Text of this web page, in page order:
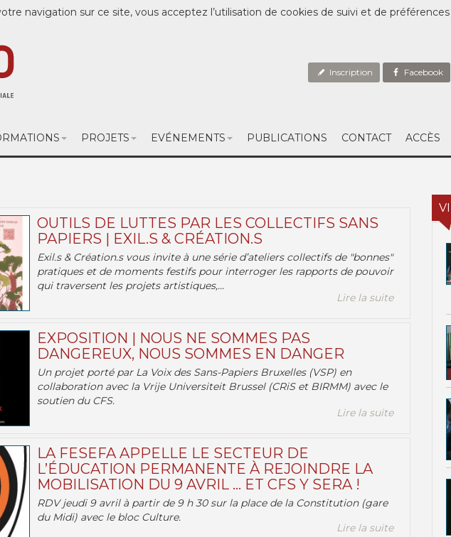
navigation sur ce site, vous acceptez l’utilisation de cookies de suivi et de préférences
Inscription Facebook
PROJETS EVÉNEMENTS PUBLICATIONS CONTACT ACCÈS
OUTILS DE LUTTES PAR LES COLLECTIFS SANS
PAPIERS | EXIL.S & CRÉATION.S
Exil.s & Création.s vous invite à une série d’ateliers collectifs de "bonnes"
pratiques et de moments festifs pour interroger les rapports de pouvoir
qui traversent les projets artistiques,...
Lire la suite
EXPOSITION | NOUS NE SOMMES PAS
DANGEREUX, NOUS SOMMES EN DANGER
Un projet porté par La Voix des Sans-Papiers Bruxelles (VSP) en
collaboration avec la Vrije Universiteit Brussel (CRiS et BIRMM) avec le
soutien du CFS.
Lire la suite
LA FESEFA APPELLE LE SECTEUR DE
L’ÉDUCATION PERMANENTE À REJOINDRE LA
MOBILISATION DU 9 AVRIL … ET CFS Y SERA !
RDV jeudi 9 avril à partir de 9 h 30 sur la place de la Constitution (gare
du Midi) avec le bloc Culture.
Lire la suite